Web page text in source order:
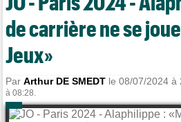
de carrière ne se
Jeux»
ParArthur DE SMEDT le 08/07/2024 à
à 08:28.